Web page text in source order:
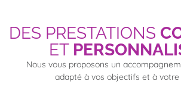
DES PRESTATIONS
ET
Nous vous proposons un
adapté à vos objectifs et à votre